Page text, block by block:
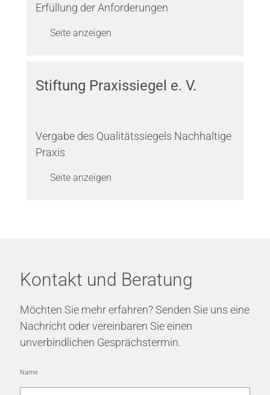
Erfüllung der Anforderungen
Seite anzeigen
Stiftung Praxissiegel e. V.
Vergabe des Qualitätssiegels Nachhaltige
Praxis
Seite anzeigen
Kontakt und Beratung
Möchten Sie mehr erfahren? Senden Sie uns eine
Nachricht oder vereinbaren Sie einen
unverbindlichen Gesprächstermin.
Name